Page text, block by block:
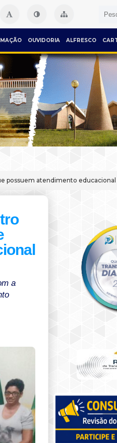
OUVIDORIA ALFRESCO
possuem atendimento educacional
a